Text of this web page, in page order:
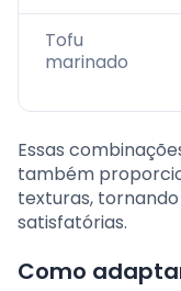
Tofu
marinado
Essas
também
texturas,
satisfatórias.
Como